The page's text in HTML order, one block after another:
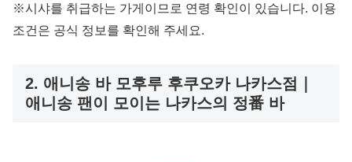
※시샤를 취급하는 가게이므로 연령 확인이 있습니다. 이용
조건은 공식 정보를 확인해 주세요.
2. 애니송 바 모후루 후쿠오카 나카스점｜
애니송 팬이 모이는 나카스의 정番 바